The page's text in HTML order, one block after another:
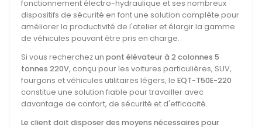
fonctionnement électro-hydraulique et ses nombreux
dispositifs de sécurité en font une solution complète pour
améliorer la productivité de l'atelier et élargir la gamme
de véhicules pouvant être pris en charge.
Si vous recherchez un pont élévateur à 2 colonnes 5
tonnes 220V, conçu pour les voitures particulières, SUV,
fourgons et véhicules utilitaires légers, le EQT-T50E-220
constitue une solution fiable pour travailler avec
davantage de confort, de sécurité et d'efficacité.
Le client doit disposer des moyens nécessaires pour